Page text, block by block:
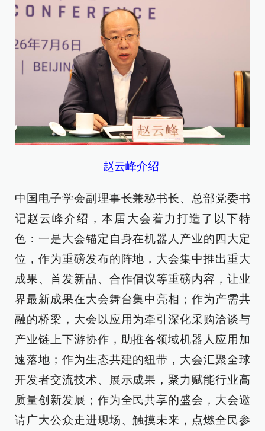
赵云峰介绍
中国电子学会副理事长兼秘书长、总部党委书
记赵云峰介绍，本届大会着力打造了以下特
色：一是大会锚定自身在机器人产业的四大定
位，作为重磅发布的阵地，大会集中推出重大
成果、首发新品、合作倡议等重磅内容，让业
界最新成果在大会舞台集中亮相；作为产需共
融的桥梁，大会以应用为牵引深化采购洽谈与
产业链上下游协作，助推各领域机器人应用加
速落地；作为生态共建的纽带，大会汇聚全球
开发者交流技术、展示成果，聚力赋能行业高
质量创新发展；作为全民共享的盛会，大会邀
请广大公众走进现场、触摸未来，点燃全民参